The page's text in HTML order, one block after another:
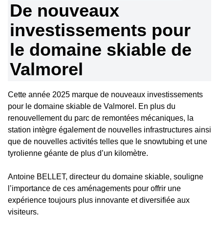
De nouveaux
investissements pour
le domaine skiable de
Valmorel
Cette année 2025 marque de nouveaux investissements
pour le domaine skiable de Valmorel. En plus du
renouvellement du parc de remontées mécaniques, la
station intègre également de nouvelles infrastructures ainsi
que de nouvelles activités telles que le snowtubing et une
tyrolienne géante de plus d’un kilomètre.
Antoine BELLET, directeur du domaine skiable, souligne
l’importance de ces aménagements pour offrir une
expérience toujours plus innovante et diversifiée aux
visiteurs.